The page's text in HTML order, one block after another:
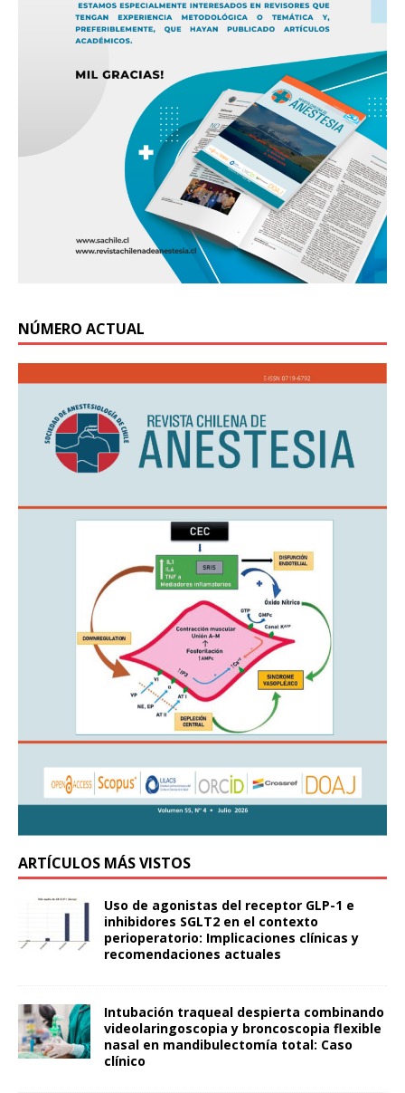
NÚMERO ACTUAL
ARTÍCULOS MÁS VISTOS
Uso de agonistas del receptor GLP-1 e
inhibidores SGLT2 en el contexto
perioperatorio: Implicaciones clínicas y
recomendaciones actuales
Intubación traqueal despierta combinando
videolaringoscopia y broncoscopia flexible
nasal en mandibulectomía total: Caso
clínico